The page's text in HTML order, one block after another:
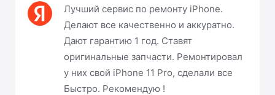
Лучший сервис по ремонту iPhone.
Делают все качественно и аккуратно.
Дают гарантию 1 год. Ставят
оригинальные запчасти. Ремонтировал
у них свой iPhone 11 Pro, сделали все
Быстро. Рекомендую !